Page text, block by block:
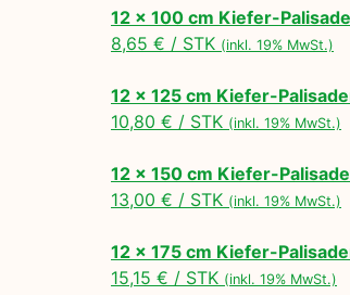
12 x 100 cm Kiefer-
8,65 € / STK (inkl. 19% MwSt.)
12 x 125 cm Kiefer-
10,80 € / STK (inkl. 19% MwSt.)
12 x 150 cm Kiefer-
13,00 € / STK (inkl. 19% MwSt.)
12 x 175 cm Kiefer-
15,15 € / STK (inkl. 19% MwSt.)